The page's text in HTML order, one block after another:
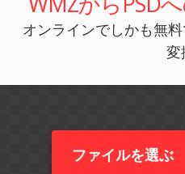
オンラインでしかも無
変
ファイルを選ぶ